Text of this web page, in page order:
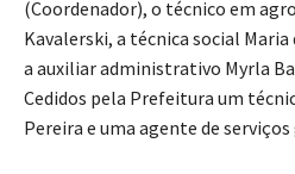
(Coordenador), o técnico em
Kavalerski, a técnica social
a auxiliar administrativo Myrla
Cedidos pela Prefeitura um
Pereira e uma agente de